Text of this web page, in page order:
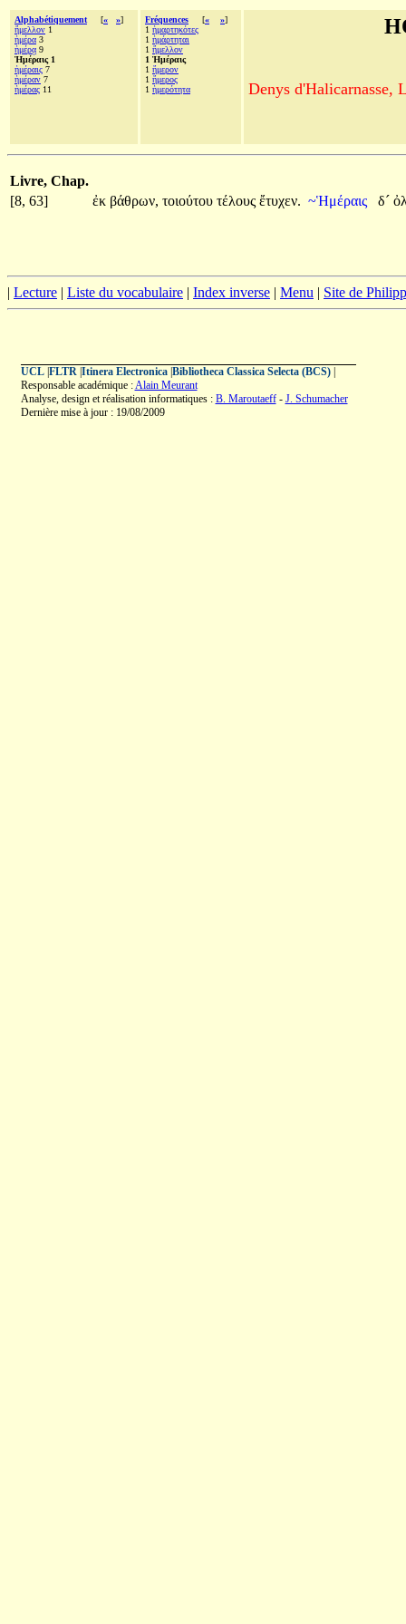
Alphabétiquement [« »]
ἤμελλον 1
ἡμέρα 3
ἡμέρᾳ 9
Ἡμέραις 1
ἡμέραις 7
ἡμέραν 7
ἡμέρας 11
Fréquences [« »]
1 ἡμαρτηκότες
1 ἡμάρτηται
1 ἤμελλον
1 Ἡμέραις
1 ἥμερον
1 ἥμερος
1 ἡμερότητα Denys d'Halicarnasse,
Livre, Chap.
[8, 63]
ἐκ βάθρων, τοιούτου τέλους ἔτυχεν. ~Ἡμέραις δ´
| Lecture | Liste du vocabulaire | Index inverse | Menu | Site de
UCL| FLTR| Itinera Electronica| Bibliotheca Classica Selecta (BCS)|
Responsable académique :Alain Meurant
Analyse, design et réalisation informatiques : B. Maroutaeff- J. Schumacher
Dernière mise à jour : 19/08/2009